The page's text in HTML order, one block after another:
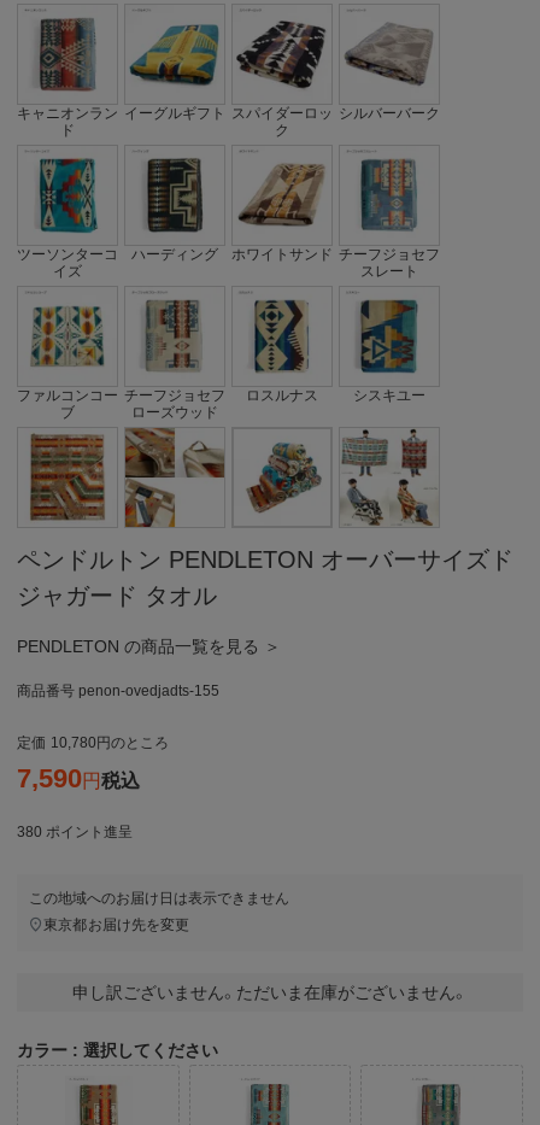
キャニオンラン
ド
イーグルギフト
スパイダーロッ
ク
シルバーバーク
ツーソンターコ
イズ
ハーディング ホワイトサンド チーフジョセフ
スレート
ファルコンコー
ブ
チーフジョセフ
ローズウッド
ロスルナス シスキユー
ペンドルトン PENDLETON オーバーサイズド
ジャガード タオル
PENDLETON の商品一覧を見る ＞
商品番号 penon-ovedjadts-155
定価 10,780 のところ
7,590 税込
380 ポイント進呈
この地域へのお届け日は表示できません
東京都お届け先を変更
申し訳ございません。ただいま在庫がございません。
カラー 選択してください